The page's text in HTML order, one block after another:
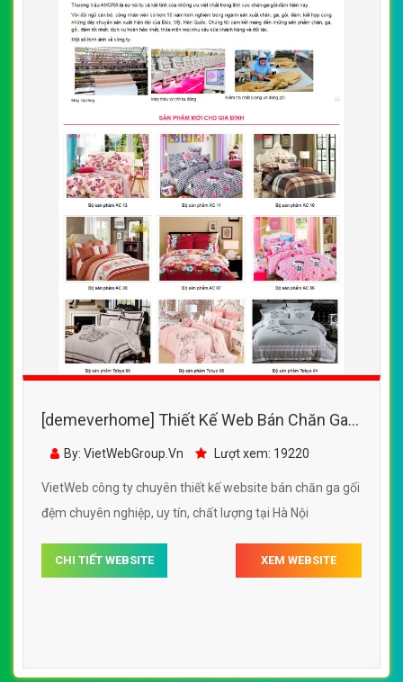
[demeverhome] Thiết Kế Web Bán Chăn Ga
Gối Đệm Amora đẹp, chuyên nghiệp chuẩn
By: VietWebGroup.Vn Lượt xem: 19220
VietWeb công ty chuyên thiết kế website bán chăn ga gối
đệm chuyên nghiệp, uy tín, chất lượng tại Hà Nội
CHI TIẾT WEBSITE XEM WEBSITE